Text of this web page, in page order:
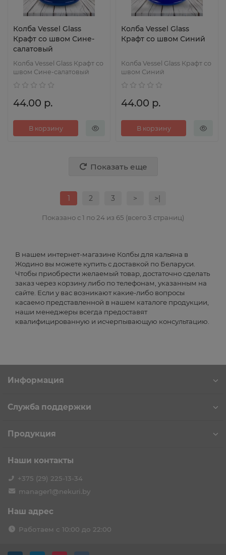
Колба Vessel Glass
Крафт со швом Сине-
салатовый
Колба Vessel Glass Крафт со
швом Сине-салатовый
44.00 р.
В корзину
Колба Vessel Glass
Крафт со швом Синий
Колба Vessel Glass Крафт со
швом Синий
44.00 р.
В корзину
Показать еще
1 2 3 > >|
Показано с 1 по 24 из 65 (всего 3 страниц)
В нашем интернет-магазине Колбы для кальяна в
Жодино вы можете купить с доставкой по Беларуси.
Чтобы приобрести желаемый товар, достаточно сделать
заказ через корзину либо по телефонам, указанным на
сайте. Если у вас возникают какие-либо вопросы
касаемо представленной в нашем каталоге продукции,
наши менеджеры всегда предоставят
квалифицированную и исчерпывающую консультацию.
Информация
Служба поддержки
Продукция
Наши контакты
+375 (29) 225-13-34
manager1@nekuri.by
Наш адрес
Работаем с 10:00 до 22:00